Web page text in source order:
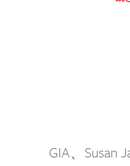
GIA、Susan